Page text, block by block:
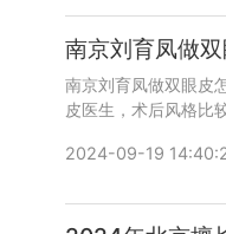
南京刘育凤做双眼皮
皮医生，术后风格比
通。
2024-09-19